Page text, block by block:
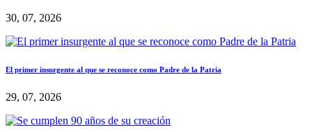
30, 07, 2026
El primer insurgente al que se reconoce como Padre de la Patria
29, 07, 2026